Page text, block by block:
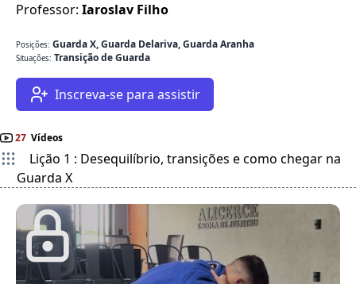
Professor: Iaroslav Filho
Posições: Guarda X, Guarda Delariva, Guarda Aranha
Situações: Transição de Guarda
Inscreva-se para assistir
27 Vídeos
Lição 1 : Desequilíbrio, transições e como chegar na
Guarda X